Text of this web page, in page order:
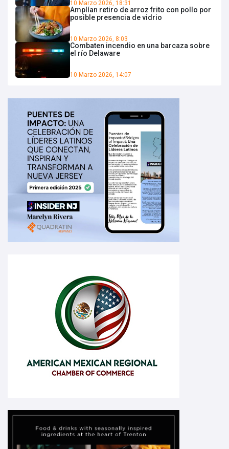
10 Marzo 2026, 18:31
Amplían retiro de arroz frito con pollo por
posible presencia de vidrio
10 Marzo 2026, 8:03
Combaten incendio en una barcaza sobre
el río Delaware
10 Marzo 2026, 14:07